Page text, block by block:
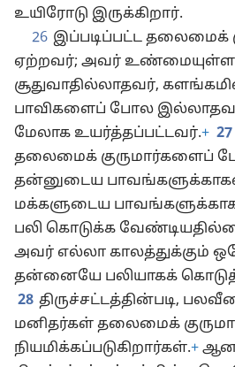
உயிரோடு இருக்கிறார்.
26 இப்படிப்பட்ட தலைமைக்
ஏற்றவர்; அவர்
சூதுவாதில்லாதவர்,
பாவிகளைப் போல
மேலாக உயர்த்தப்பட்டவர்.+ 27
தலைமைக் குருமார்களைப்
தன்னுடைய
மக்களுடைய
பலி கொடுக்க
அவர் எல்லா காலத்துக்கும்
தன்னையே பலியாகக்
28 திருச்சட்டத்தின்படி,
மனிதர்கள் தலைமைக்
நியமிக்கப்படுகிறார்கள்.+